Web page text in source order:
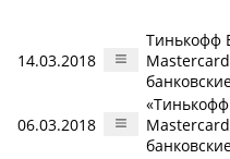
14.03.2018
Тинькофф
06.03.2018
«Тинькофф